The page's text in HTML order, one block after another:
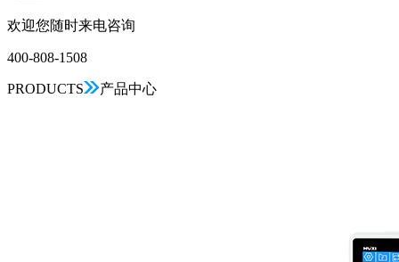
欢迎您随时来电咨询
400-808-1508
PRODUCTS 产品中心